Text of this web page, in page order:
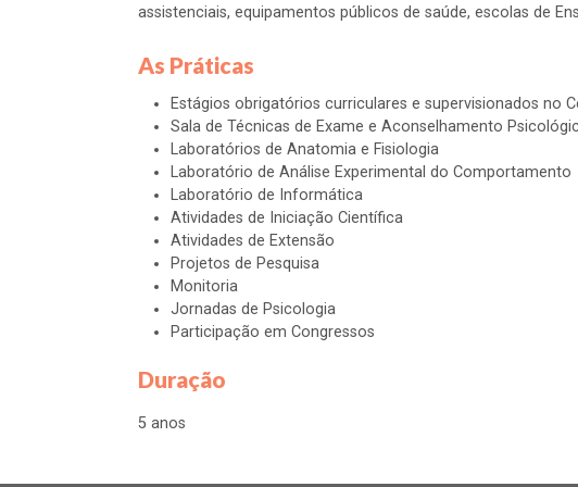
assistenciais, equipamentos públicos de saúde, escolas de
As Práticas
Estágios obrigatórios curriculares e supervisionados no
Sala de Técnicas de Exame e Aconselhamento
Laboratórios de Anatomia e Fisiologia
Laboratório de Análise Experimental do Comportamento
Laboratório de Informática
Atividades de Iniciação Científica
Atividades de Extensão
Projetos de Pesquisa
Monitoria
Jornadas de Psicologia
Participação em Congressos
Duração
5 anos